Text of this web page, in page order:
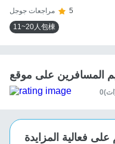
مراجعات جوجل
5
11~20人包棟
فعالية المزايدة